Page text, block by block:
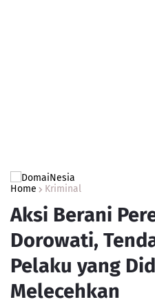
Home Kriminal
Aksi Berani
Dorowati,
Pelaku yang
Melecehkan